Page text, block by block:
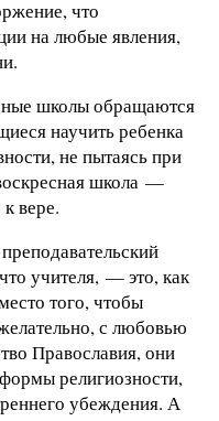
что
на любые явления,
школы обращаются
научить ребенка
не пытаясь при
школа —
вере.
учителя, — это, как
того, чтобы
с любовью
Православия, они
религиозности,
убеждения. А